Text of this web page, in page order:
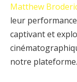
Matthew
leur
captivant et
notre plateforme.